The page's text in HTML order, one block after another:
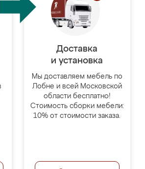
Доставка
и установка
Мы доставляем мебель по
Лобне и всей Московской
области бесплатно!
Стоимость сборки мебели:
10% от стоимости заказа.